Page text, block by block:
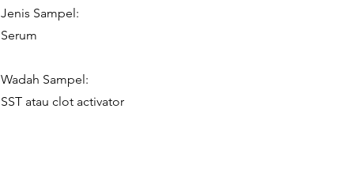
Jenis Sampel:
Serum
Wadah Sampel:
SST atau clot activator